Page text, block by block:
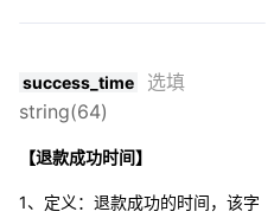
success_time
选填
string(64)
【退款成功时间】
1、定义：退款成功的时间，该字